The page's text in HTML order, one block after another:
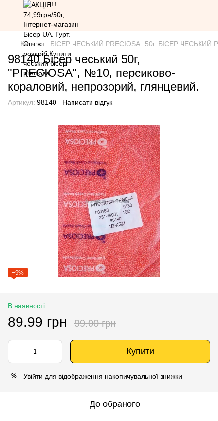
Каталог БІСЕР ЧЕСЬКИЙ PRECIOSA 50г. БІСЕР ЧЕСЬКИЙ
98140 Бісер чеський 50г,
"PRECIOSA", №10, персиково-
кораловий, непрозорий, глянцевий.
Артикул: 98140 Написати відгук
−9%
В наявності
89.99 грн 99.00 грн
Купити
% Увійти для відображення накопичувальної знижки
До обраного